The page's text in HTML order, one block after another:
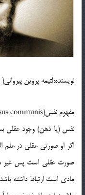
نويسنده:لتيمه پروين پيروانی( Latimah Parvin Peerwani )
مفهوم نفس(sensus communis)
اگر او صورتی عقلی در علم
صورت عقلی است پس غير
مادی است ارتباط داشته